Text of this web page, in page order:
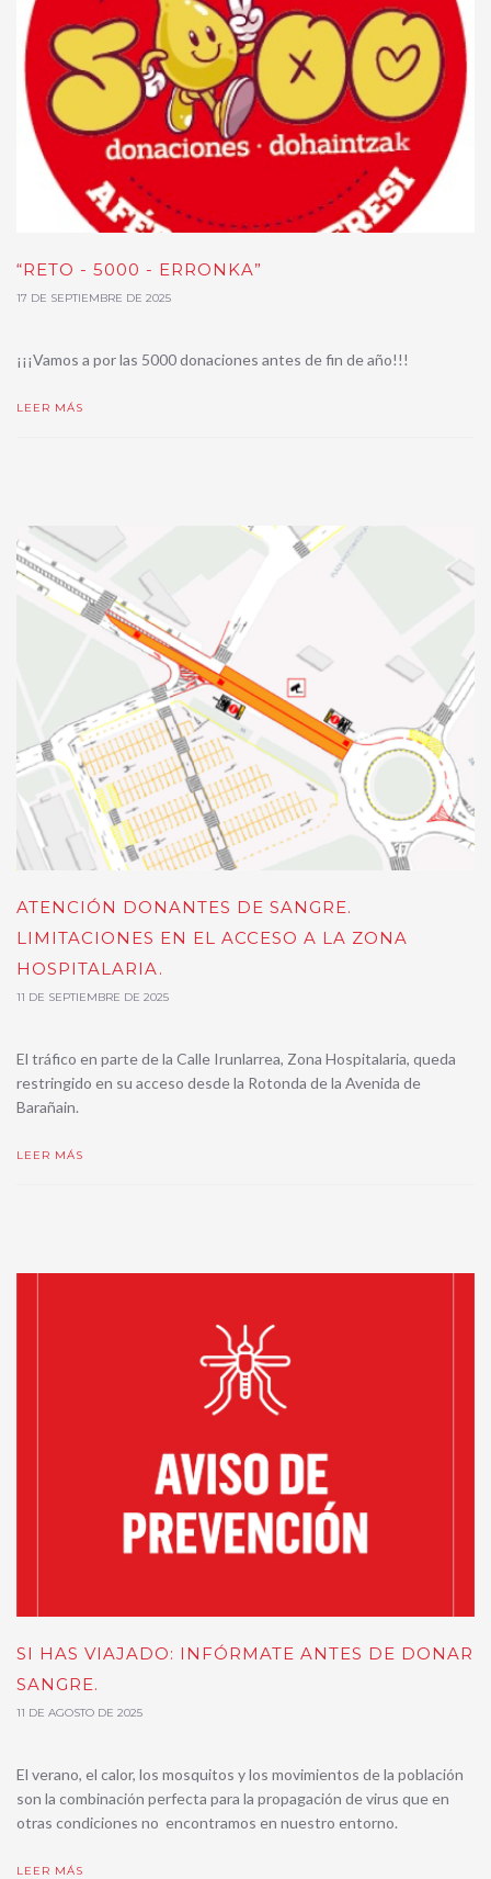
“RETO - 5000 - ERRONKA”
17 DE SEPTIEMBRE DE 2025
¡¡¡Vamos a por las 5000 donaciones antes de fin de año!!!
LEER MÁS
ATENCIÓN DONANTES DE SANGRE.
LIMITACIONES EN EL ACCESO A LA ZONA
HOSPITALARIA.
11 DE SEPTIEMBRE DE 2025
El tráfico en parte de la Calle Irunlarrea, Zona Hospitalaria, queda
restringido en su acceso desde la Rotonda de la Avenida de
Barañain.
LEER MÁS
SI HAS VIAJADO: INFÓRMATE ANTES DE DONAR
SANGRE.
11 DE AGOSTO DE 2025
El verano, el calor, los mosquitos y los movimientos de la población
son la combinación perfecta para la propagación de virus que en
otras condiciones no encontramos en nuestro entorno.
LEER MÁS